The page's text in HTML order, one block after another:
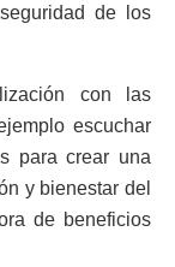
de los
con las
escuchar
para crear una
y bienestar del
de beneficios